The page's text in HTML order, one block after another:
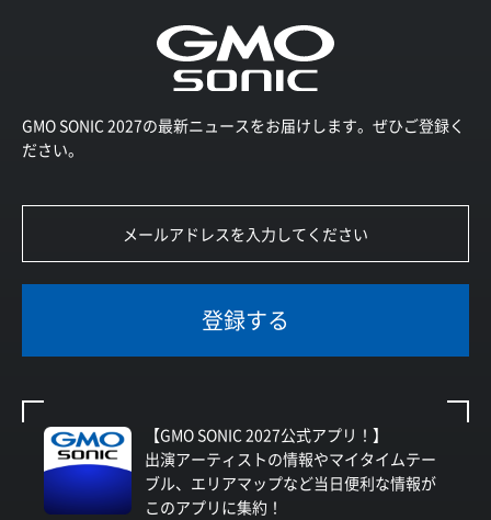
GMO SONIC 2027の最新ニュースをお届けします。ぜひご登録く
ださい。
登録する
【GMO SONIC 2027公式アプリ！】
出演アーティストの情報やマイタイムテー
ブル、エリアマップなど当日便利な情報が
このアプリに集約！